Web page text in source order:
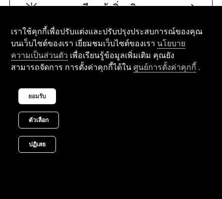
เราใช้คุกกี้เพื่อปรับแต่งและปรับปรุงประสบการณ์ของคุณ
บนเว็บไซต์ของเรา เยี่ยมชมเว็บไซต์ของเรา นโยบาย
ความเป็นส่วนตัว เพื่อเรียนรู้ข้อมูลเพิ่มเติม คุณยัง
สามารถจัดการ การตั้งค่าคุกกี้ได้ในศูนย์การตั้งค่าคุกกี้ .
ยอมรับ
ตัวเลือก
ปฏิเสธ
เรียนรู้เพิ่มเติม
พูดคุยกับผู้เชี่ยวชาญ